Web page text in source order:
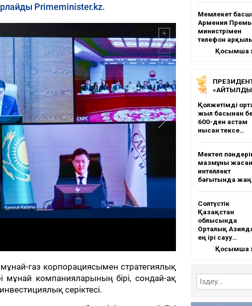
Primeminister.kz.
газ корпорациясымен стратегиялық
мұнай компанияларының бірі, сондай-ақ
серіктесі.
Мемлекет
Армения
министрімен
телефон
Қосымша
Қолжетімді
жыл басынан
600-ден астам
нысан тексе…
Мектеп
мазмұны
интеллект
бағытында
Солтүстік
Қазақстан
облысында
Орталық
ең ірі сауу…
Қосымша